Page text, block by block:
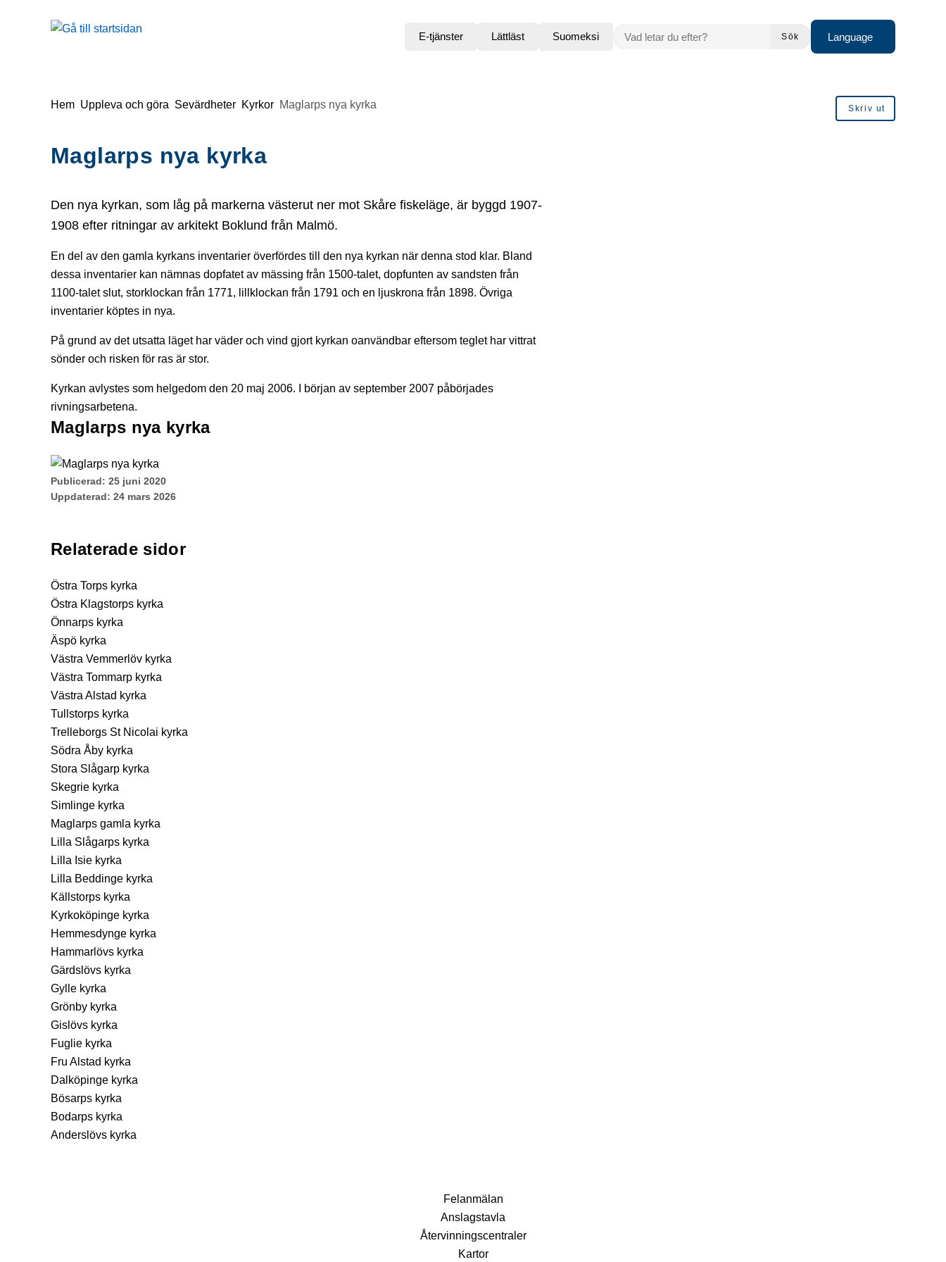
Gå till innehåll
till sidomeny
E-tjänster
Lättläst Suomeksi
VAD LETAR DU EFTER?
Sök
Language
Du är här:
Hem Uppleva och göra Sevärdheter Kyrkor Maglarps nya kyrka Skriv ut
Maglarps nya kyrka
Den nya kyrkan, som låg på markerna västerut ner mot Skåre fiskeläge, är byggd 1907-
1908 efter ritningar av arkitekt Boklund från Malmö.
En del av den gamla kyrkans inventarier överfördes till den nya kyrkan när denna stod klar. Bland
dessa inventarier kan nämnas dopfatet av mässing från 1500-talet, dopfunten av sandsten från
1100-talet slut, storklockan från 1771, lillklockan från 1791 och en ljuskrona från 1898. Övriga
inventarier köptes in nya.
På grund av det utsatta läget har väder och vind gjort kyrkan oanvändbar eftersom teglet har vittrat
sönder och risken för ras är stor.
Kyrkan avlystes som helgedom den 20 maj 2006. I början av september 2007 påbörjades
rivningsarbetena.
Maglarps nya kyrka
Publicerad: 25 juni 2020
Uppdaterad: 24 mars 2026
Relaterade sidor
Östra Torps kyrka
Östra Klagstorps kyrka
Önnarps kyrka
Äspö kyrka
Västra Vemmerlöv kyrka
Västra Tommarp kyrka
Västra Alstad kyrka
Tullstorps kyrka
Trelleborgs St Nicolai kyrka
Södra Åby kyrka
Stora Slågarp kyrka
Skegrie kyrka
Simlinge kyrka
Maglarps gamla kyrka
Lilla Slågarps kyrka
Lilla Isie kyrka
Lilla Beddinge kyrka
Källstorps kyrka
Kyrkoköpinge kyrka
Hemmesdynge kyrka
Hammarlövs kyrka
Gärdslövs kyrka
Gylle kyrka
Grönby kyrka
Gislövs kyrka
Fuglie kyrka
Fru Alstad kyrka
Dalköpinge kyrka
Bösarps kyrka
Bodarps kyrka
Anderslövs kyrka
Fel­anmälan
Anslags­tavla
Återvinnings­centraler
Kartor